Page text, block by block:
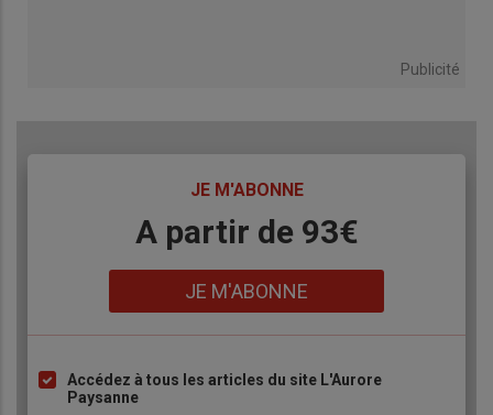
Publicité
JE M'ABONNE
A partir de 93€
JE M'ABONNE
ListeAccédez à tous les articles du site L'Aurore
Paysanne